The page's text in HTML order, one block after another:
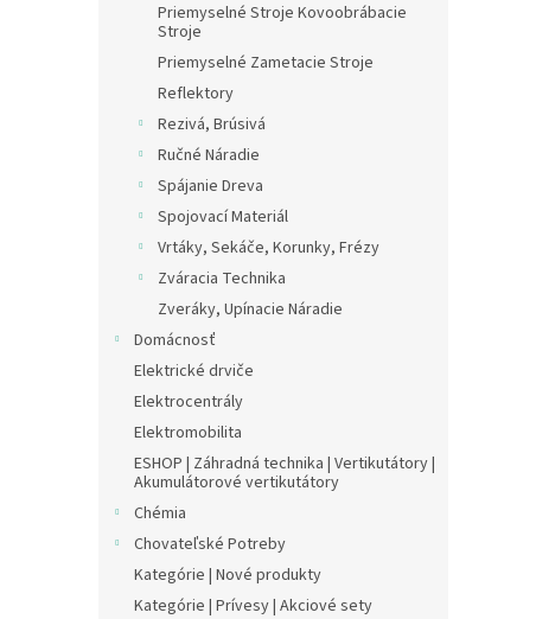
Priemyselné Stroje Kovoobrábacie
Stroje
Priemyselné Zametacie Stroje
Reflektory
Rezivá, Brúsivá
Ručné Náradie
Spájanie Dreva
Spojovací Materiál
Vrtáky, Sekáče, Korunky, Frézy
Zváracia Technika
Zveráky, Upínacie Náradie
Domácnosť
Elektrické drviče
Elektrocentrály
Elektromobilita
ESHOP | Záhradná technika | Vertikutátory |
Akumulátorové vertikutátory
Chémia
Chovateľské Potreby
Kategórie | Nové produkty
Kategórie | Prívesy | Akciové sety